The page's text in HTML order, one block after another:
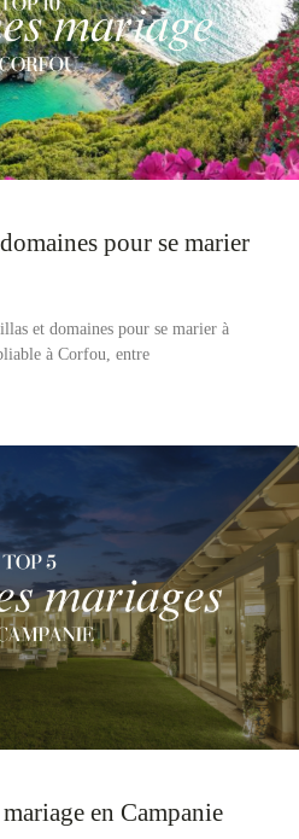
pour se marier
et domaines pour se marier à
à Corfou, entre
en Campanie